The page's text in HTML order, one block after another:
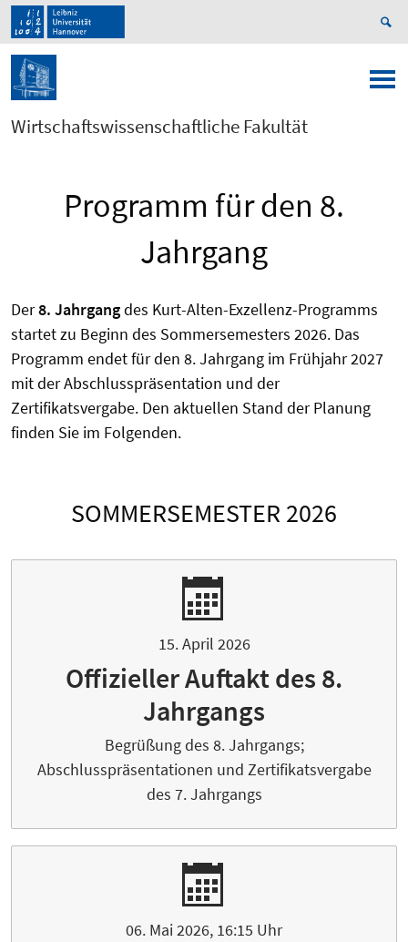
Wirtschaftswissenschaftliche Fakultät
Programm für den 8.
Jahrgang
Der8. Jahrgangdes Kurt-Alten-Exzellenz-Programms
startet zu Beginn des Sommersemesters 2026. Das
Programm endet für den 8. Jahrgang im Frühjahr 2027
mit der Abschlusspräsentation und der
Zertifikatsvergabe. Den aktuellen Stand der Planung
finden Sie im Folgenden.
SOMMERSEMESTER 2026
15. April 2026
Offizieller Auftakt des 8.
Jahrgangs
Begrüßung des 8. Jahrgangs;
Abschlusspräsentationen und Zertifikatsvergabe
des 7. Jahrgangs
06. Mai 2026, 16:15 Uhr